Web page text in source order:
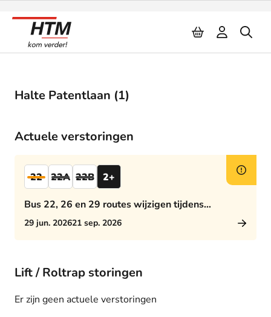
Halte Patentlaan (1)
Actuele verstoringen
22 22A 22B 2+
Bus 22, 26 en 29 routes wijzigen tijdens
middagspits
29 jun. 202621 sep. 2026
Lift / Roltrap storingen
Er zijn geen actuele verstoringen